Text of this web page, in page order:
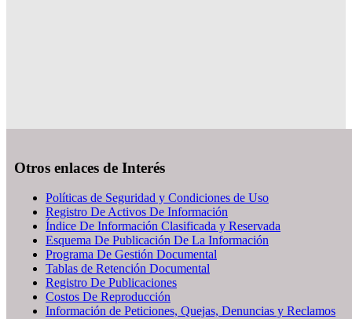
Otros enlaces de Interés
Políticas de Seguridad y Condiciones de Uso
Registro De Activos De Información
Índice De Información Clasificada y Reservada
Esquema De Publicación De La Información
Programa De Gestión Documental
Tablas de Retención Documental
Registro De Publicaciones
Costos De Reproducción
Información de Peticiones, Quejas, Denuncias y Reclamos